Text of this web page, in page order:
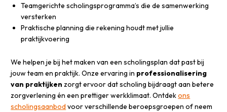
Teamgerichte scholingsprogramma’s die de samenwerking
versterken
Praktische planning die rekening houdt met jullie
praktijkvoering
We helpen je bij het maken van een scholingsplan dat past bij
jouw team en praktijk. Onze ervaring in professionalisering
van praktijken zorgt ervoor dat scholing bijdraagt aan betere
zorgverlening én een prettiger werkklimaat. Ontdekons
scholingsaanbodvoor verschillende beroepsgroepen of neem